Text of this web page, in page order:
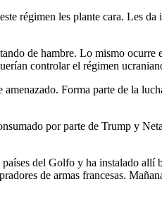
régimen les plante cara. Les
de hambre. Lo mismo
controlar el régimen
Forma parte de la
por parte de Trump y
del Golfo y ha instalado allí
de armas francesas.